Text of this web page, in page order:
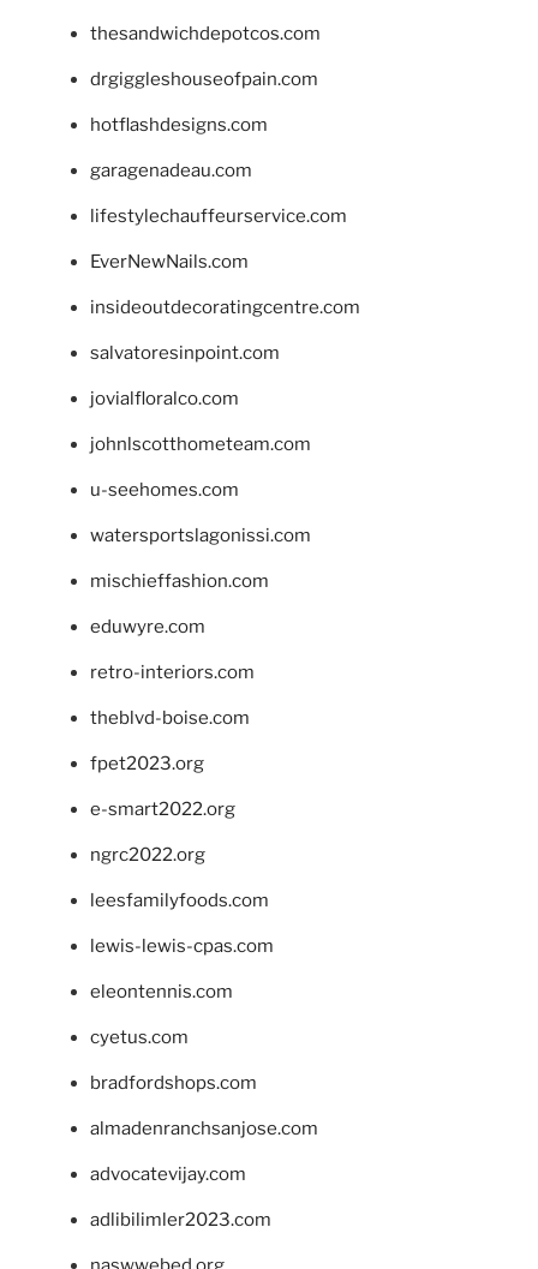
thesandwichdepotcos.com
drgiggleshouseofpain.com
hotflashdesigns.com
garagenadeau.com
lifestylechauffeurservice.com
EverNewNails.com
insideoutdecoratingcentre.com
salvatoresinpoint.com
jovialfloralco.com
johnlscotthometeam.com
u-seehomes.com
watersportslagonissi.com
mischieffashion.com
eduwyre.com
retro-interiors.com
theblvd-boise.com
fpet2023.org
e-smart2022.org
ngrc2022.org
leesfamilyfoods.com
lewis-lewis-cpas.com
eleontennis.com
cyetus.com
bradfordshops.com
almadenranchsanjose.com
advocatevijay.com
adlibilimler2023.com